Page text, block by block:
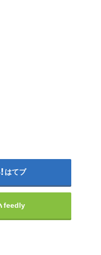
はてブ
feedly